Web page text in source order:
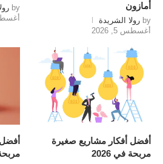
أمازون
by رولا الشريدة
أغسطس 5, 2026
by
أغسطس
أفضل أفكار مشاريع صغيرة
مربحة في 2026